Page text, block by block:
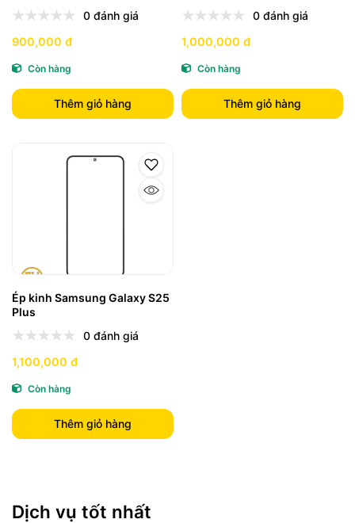
0 đánh giá
900,000 đ
Còn hàng
Thêm giỏ hàng
0 đánh giá
1,000,000 đ
Còn hàng
Thêm giỏ hàng
Ép kinh Samsung Galaxy S25
Plus
0 đánh giá
1,100,000 đ
Còn hàng
Thêm giỏ hàng
Dịch vụ tốt nhất